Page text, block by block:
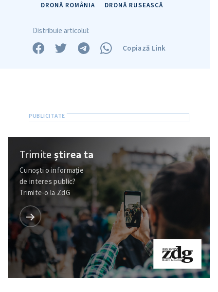
DRONĂ ROMÂNIA DRONĂ RUSEASCĂ
Distribuie articolul:
Copiază Link
Trimiteștirea ta
Cunoști o informație
de interes public?
Trimite-o la ZdG